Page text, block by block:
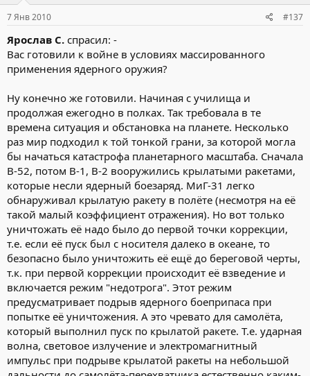
7 Янв 2010 #137
Ярослав С. спрасил: -
Вас готовили к войне в условиях массированного
применения ядерного оружия?
Ну конечно же готовили. Начиная с училища и
продолжая ежегодно в полках. Так требовала в те
времена ситуация и обстановка на планете. Несколько
раз мир подходил к той тонкой грани, за которой могла
бы начаться катастрофа планетарного масштаба. Сначала
В-52, потом В-1, В-2 вооружились крылатыми ракетами,
которые несли ядерный боезаряд. МиГ-31 легко
обнаруживал крылатую ракету в полёте (несмотря на её
такой малый коэффициент отражения). Но вот только
уничтожать её надо было до первой точки коррекции,
т.е. если её пуск был с носителя далеко в океане, то
безопасно было уничтожить её ещё до береговой черты,
т.к. при первой коррекции происходит её взведение и
включается режим "недотрога". Этот режим
предусматривает подрыв ядерного боеприпаса при
попытке её уничтожения. А это чревато для самолёта,
который выполнил пуск по крылатой ракете. Т.е. ударная
волна, световое излучение и электромагнитный
импульс при подрыве крылатой ракеты на небольшой